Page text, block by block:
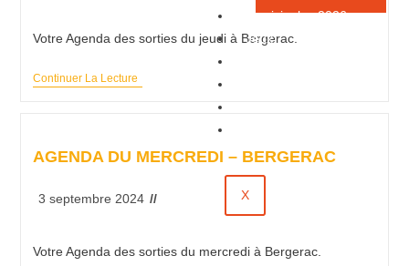
Municipales 2026
Jeux
X
Votre Agenda des sorties du jeudi à Bergerac.
Continuer La Lecture
AGENDA DU MERCREDI – BERGERAC
3 septembre 2024
Votre Agenda des sorties du mercredi à Bergerac.